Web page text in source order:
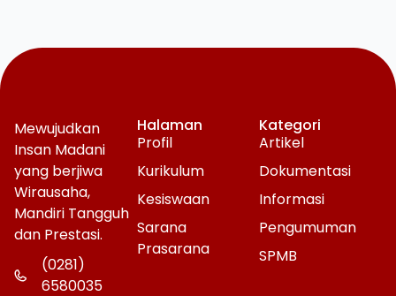
Mewujudkan
Insan Madani
yang berjiwa
Wirausaha,
Mandiri Tangguh
dan Prestasi.
(0281)
6580035
Halaman
Profil
Kurikulum
Kesiswaan
Sarana
Prasarana
Kategori
Artikel
Dokumentasi
Informasi
Pengumuman
SPMB